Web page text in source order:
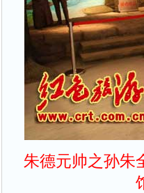
朱德元帅之孙朱